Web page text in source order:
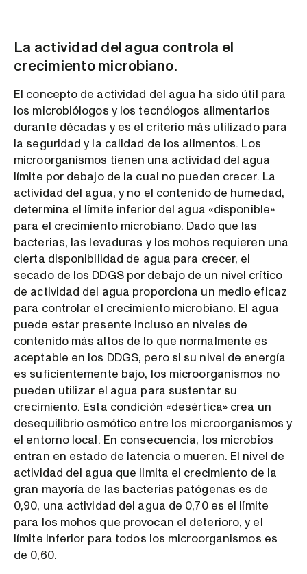
La actividad del agua controla el
crecimiento microbiano.
El concepto de actividad del agua ha sido útil para
los microbiólogos y los tecnólogos alimentarios
durante décadas y es el criterio más utilizado para
la seguridad y la calidad de los alimentos. Los
microorganismos tienen una actividad del agua
límite por debajo de la cual no pueden crecer. La
actividad del agua, y no el contenido de humedad,
determina el límite inferior del agua «disponible»
para el crecimiento microbiano. Dado que las
bacterias, las levaduras y los mohos requieren una
cierta disponibilidad de agua para crecer, el
secado de los DDGS por debajo de un nivel crítico
de actividad del agua proporciona un medio eficaz
para controlar el crecimiento microbiano. El agua
puede estar presente incluso en niveles de
contenido más altos de lo que normalmente es
aceptable en los DDGS, pero si su nivel de energía
es suficientemente bajo, los microorganismos no
pueden utilizar el agua para sustentar su
crecimiento. Esta condición «desértica» crea un
desequilibrio osmótico entre los microorganismos y
el entorno local. En consecuencia, los microbios
entran en estado de latencia o mueren. El nivel de
actividad del agua que limita el crecimiento de la
gran mayoría de las bacterias patógenas es de
0,90, una actividad del agua de 0,70 es el límite
para los mohos que provocan el deterioro, y el
límite inferior para todos los microorganismos es
de 0,60.